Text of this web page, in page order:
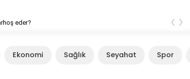
eder? ‹ ›
Ekonomi Sağlık Seyahat Spor